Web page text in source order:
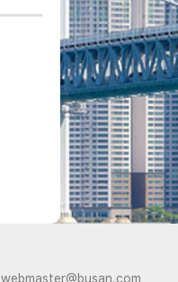
webmaster@busan.com